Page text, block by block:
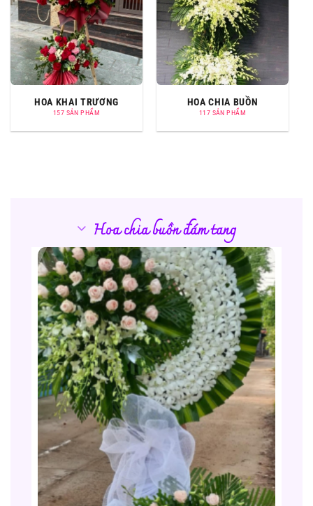
HOA KHAI TRƯƠNG
157 SẢN PHẨM
HOA CHIA BUỒN
117 SẢN PHẨM
Hoa chia buồn đám tang